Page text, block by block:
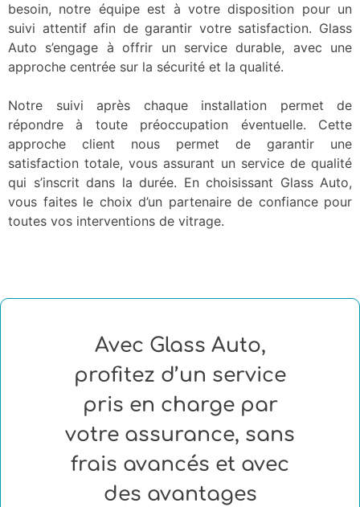
besoin, notre équipe est à votre disposition pour un
suivi attentif afin de garantir votre satisfaction. Glass
Auto s’engage à offrir un service durable, avec une
approche centrée sur la sécurité et la qualité.
Notre suivi après chaque installation permet de
répondre à toute préoccupation éventuelle. Cette
approche client nous permet de garantir une
satisfaction totale, vous assurant un service de qualité
qui s’inscrit dans la durée. En choisissant Glass Auto,
vous faites le choix d’un partenaire de confiance pour
toutes vos interventions de vitrage.
Avec Glass Auto,
profitez d’un service
pris en charge par
votre assurance, sans
frais avancés et avec
des avantages